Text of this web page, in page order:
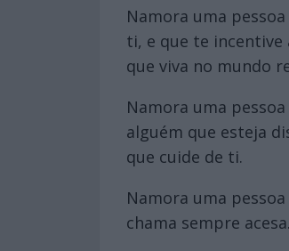
Namora uma
ti, e que te incentive
que viva no mundo
Namora uma
alguém que esteja
que cuide de ti.
Namora uma
chama sempre